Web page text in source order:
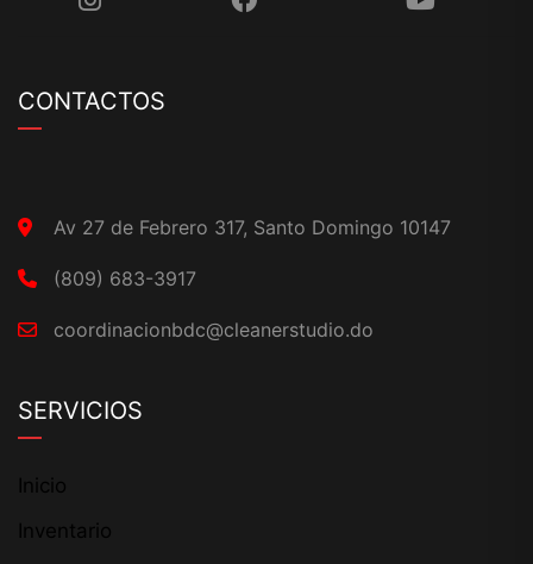
CONTACTOS
Av 27 de Febrero 317, Santo Domingo 10147
(809) 683-3917
coordinacionbdc@cleanerstudio.do
SERVICIOS
Inicio
Inventario